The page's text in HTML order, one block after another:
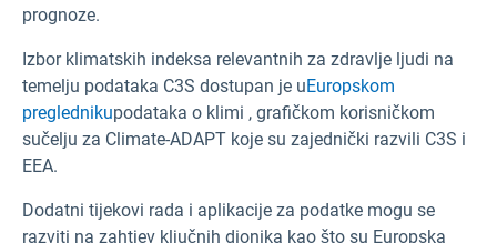
prognoze.
Izbor klimatskih indeksa relevantnih za zdravlje ljudi na
temelju podataka C3S dostupan je uEuropskom
preglednikupodataka o klimi , grafičkom korisničkom
sučelju za Climate-ADAPT koje su zajednički razvili C3S i
EEA.
Dodatni tijekovi rada i aplikacije za podatke mogu se
razviti na zahtjev ključnih dionika kao što su Europska